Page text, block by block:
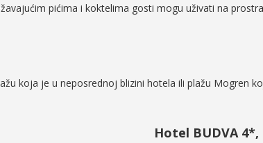
pićima i koktelima gosti mogu uživati na
koja je u neposrednoj blizini hotela ili plažu Mogren
Hotel BUDVA 4*,